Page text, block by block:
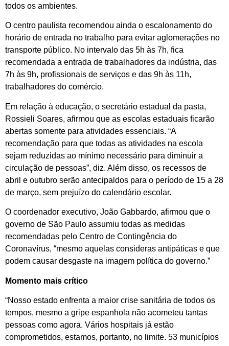
todos os ambientes.
O centro paulista recomendou ainda o escalonamento do
horário de entrada no trabalho para evitar aglomerações no
transporte público. No intervalo das 5h às 7h, fica
recomendada a entrada de trabalhadores da indústria, das
7h às 9h, profissionais de serviços e das 9h às 11h,
trabalhadores do comércio.
Em relação à educação, o secretário estadual da pasta,
Rossieli Soares, afirmou que as escolas estaduais ficarão
abertas somente para atividades essenciais. “A
recomendação para que todas as atividades na escola
sejam reduzidas ao mínimo necessário para diminuir a
circulação de pessoas”, diz. Além disso, os recessos de
abril e outubro serão antecipaldos para o período de 15 a 28
de março, sem prejuízo do calendário escolar.
O coordenador executivo, João Gabbardo, afirmou que o
governo de São Paulo assumiu todas as medidas
recomendadas pelo Centro de Contingência do
Coronavírus, “mesmo aquelas consideras antipáticas e que
podem causar desgaste na imagem política do governo.”
Momento mais crítico
“Nosso estado enfrenta a maior crise sanitária de todos os
tempos, mesmo a gripe espanhola não acometeu tantas
pessoas como agora. Vários hospitais já estão
comprometidos, estamos, portanto, no limite. 53 municípios